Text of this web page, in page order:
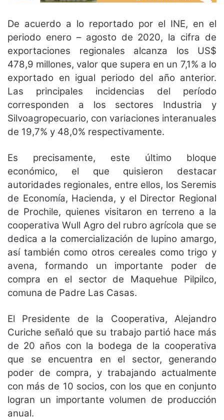
De acuerdo a lo reportado por el INE, en el
periodo enero – agosto de 2020, la cifra de
exportaciones regionales alcanza los US$
478,9 millones, valor que supera en un 7,1% a lo
exportado en igual periodo del año anterior.
Las principales incidencias del período
corresponden a los sectores Industria y
Silvoagropecuario, con variaciones interanuales
de 19,7% y 48,0% respectivamente.
Es precisamente, este último bloque
económico, el que quisieron destacar
autoridades regionales, entre ellos, los Seremis
de Economía, Hacienda, y el Director Regional
de Prochile, quienes visitaron en terreno a la
cooperativa Wull Agro del rubro agrícola que se
dedica a la comercialización de lupino amargo,
así también como otros cereales como trigo y
avena, formando un importante poder de
compra en el sector de Maquehue Pilpilco,
comuna de Padre Las Casas.
El Presidente de la Cooperativa, Alejandro
Curiche señaló que su trabajo partió hace más
de 20 años con la bodega de la cooperativa
que se encuentra en el sector, generando
poder de compra, y trabajando actualmente
con más de 10 socios, con los que en conjunto
logran un importante volumen de producción
anual.